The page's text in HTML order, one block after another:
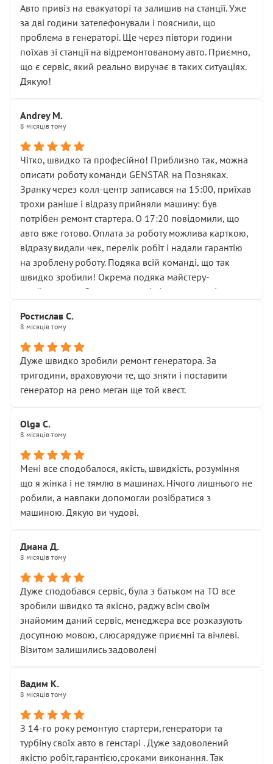
• почали озвучувати купу додаткових робіт без
чіткого пояснення
( ну все зняли та доробили) дякую!
Окремий момент, який виглядає абсурдно:
мені заявили, що бачок гальмівної рідини потрібно
міняти разом із головним гальмівним циліндром у
Для людини, яка хоча б трохи розуміється на техніці,
це звучить як мінімум непрофесійно, а як максимум —
спроба продати дорогий вузол замість елементарних
ущільнювачів.
Що прикро — це не перший мій візит. Раніше міняв у
вас стартер, і тоді сервіс наче справив хороше
враження. Але згодом знайшов декілька гайок під
лобовим склом. Мені пояснили, що це “старі гайки, які
відкручували”, і попросили не хвилюватися. ( надіюсь
новий власник, не застяг в полі))
Але після нинішнього візиту такі дрібниці вже не
здаються дрібницями.
Я — клієнт, який працює на довірі, і саме її цей сервіс
Хотілося б більше:
• належної уваги до авто
• прозорості в роботах і рахунках
• реальної діагностики, а не формального
“подивились і поїхав”
На жаль, складається враження, що сервіс працює не
Стосовно комунікації - все добре
Авто привіз на евакуаторі та залишив на станції. Уже
за дві години зателефонували і пояснили, що
проблема в генераторі. Ще через півтори години
поїхав зі станції на відремонтованому авто. Приємно,
що є сервіс, який реально виручає в таких ситуаціях.
Дякую!
Andrey M.
8 місяців тому
Чітко, швидко та професійно! Приблизно так, можна
описати роботу команди GENSTAR на Позняках.
Зранку через колл-центр записався на 15:00, приїхав
трохи раніше і відразу прийняли машину: був
потрібен ремонт стартера. О 17:20 повідомили, що
авто вже готово. Оплата за роботу можлива карткою,
відразу видали чек, перелік робіт і надали гарантію
на зроблену роботу. Подяка всій команді, що так
швидко зробили! Окрема подяка майстеру-
приймальнику Олександру: всі чітко та по суті.
звертатися до цього автосервісу.
Ростислав С.
8 місяців тому
Дуже швидко зробили ремонт генератора. За
тригодини, враховуючи те, що зняти і поставити
генератор на рено меган ще той квест.
Olga С.
8 місяців тому
Мені все сподобалося, якість, швидкість, розуміння
що я жінка і не тямлю в машинах. Нічого лишнього не
робили, а навпаки допомогли розібратися з
машиною. Дякую ви чудові.
Диана Д.
8 місяців тому
Дуже сподобався сервіс, була з батьком на ТО все
зробили швидко та якісно, раджу всім своїм
знайомим даний сервіс, менеджера все розказують
досупною мовою, слюсарядуже приємні та вічлеві.
Візитом залишились задоволені
Вадим К.
8 місяців тому
З 14-го року ремонтую стартери,генератори та
турбіну своїх авто в генстарі . Дуже задоволений
якістю робіт,гарантією,сроками виконання. Так